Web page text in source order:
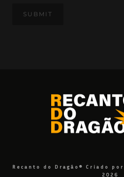
Recanto do Dragão® Criado
2026